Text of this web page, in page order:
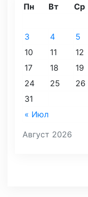
Август 2026
Пн Вт Ср
« Июл
3
4 5
10
11 12
17
18 19
24
25 26
31